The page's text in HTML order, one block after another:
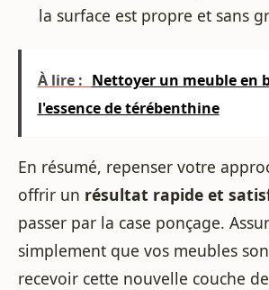
la surface est propre et sans
À lire : Nettoyer un meuble en
l'essence de térébenthine
En résumé, repenser votre
offrir un résultat rapide et
passer par la case ponçage.
simplement que vos meubles
recevoir cette nouvelle couche